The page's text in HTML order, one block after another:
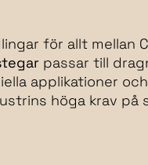
för allt mellan
passar till
applikationer
höga krav på